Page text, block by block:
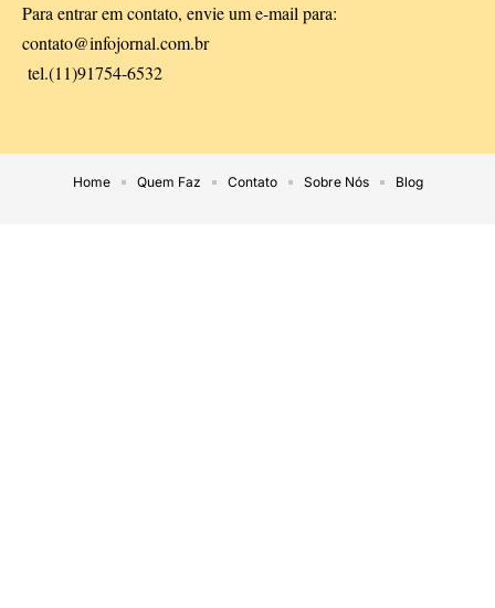
Para entrar em contato, envie um e-mail para:
contato@infojornal.com.br
tel.(11)91754-6532
Home Quem Faz Contato Sobre Nós Blog